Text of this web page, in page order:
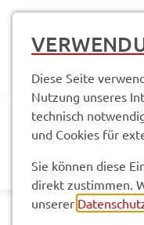
Diese Seite
Nutzung unseres
technisch
und Cookies für
Sie können diese
direkt zustimmen.
unserer